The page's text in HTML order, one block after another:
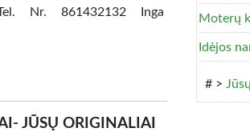
Nr. 861432132 Inga
JŪSŲ ORIGINALIAI
Moterų
Idėjos
# >